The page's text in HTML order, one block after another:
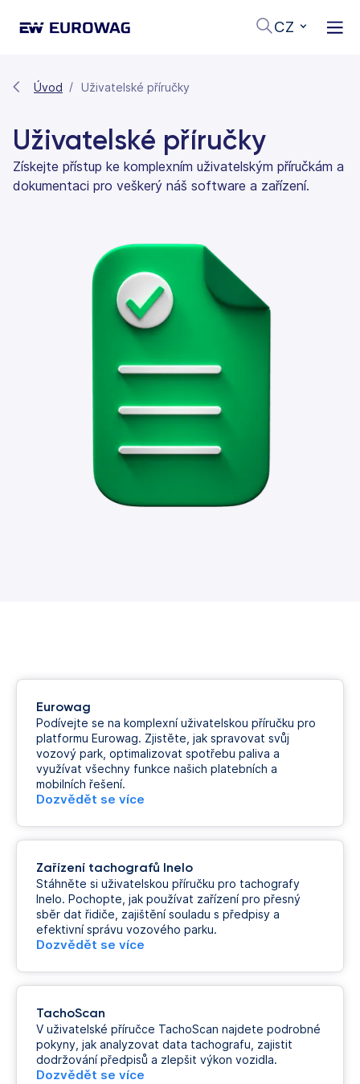
CZ
Úvod Uživatelské příručky
Uživatelské příručky
Získejte přístup ke komplexním uživatelským příručkám a
dokumentaci pro veškerý náš software a zařízení.
Eurowag
Podívejte se na komplexní uživatelskou příručku pro
platformu Eurowag. Zjistěte, jak spravovat svůj
vozový park, optimalizovat spotřebu paliva a
využívat všechny funkce našich platebních a
mobilních řešení.
Dozvědět se více
Zařízení tachografů Inelo
Stáhněte si uživatelskou příručku pro tachografy
Inelo. Pochopte, jak používat zařízení pro přesný
sběr dat řidiče, zajištění souladu s předpisy a
efektivní správu vozového parku.
Dozvědět se více
TachoScan
V uživatelské příručce TachoScan najdete podrobné
pokyny, jak analyzovat data tachografu, zajistit
dodržování předpisů a zlepšit výkon vozidla.
Dozvědět se více